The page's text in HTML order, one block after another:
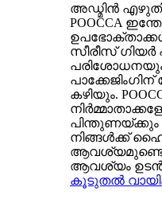
അഡ്മിൻ
POOCCA
സീരീസ്
പരിശോധനയും
കഴിയും.
പിന്തുണയ്ക്കും
നിങ്ങൾക്ക്
ആവശ്യം
കൂടുതൽ